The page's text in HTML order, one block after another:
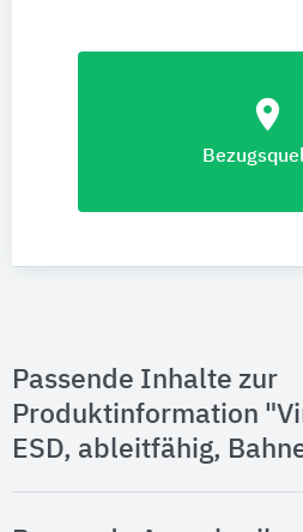
location_on
Passende Inhalte zur
Produktinformation
ESD, ableitfähig,